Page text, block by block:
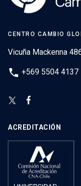
CENTRO CAMBIO
Vicuña Mackenna
phone +569 5504 4137
ACREDITACIÓN